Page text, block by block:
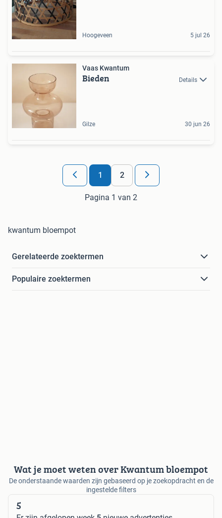
Hoogeveen 5 jul 26
Vaas Kwantum
Bieden Details
Gilze 30 jun 26
1 2
Pagina 1 van 2
kwantum bloempot
Gerelateerde zoektermen
Populaire zoektermen
Wat je moet weten over Kwantum bloempot
De onderstaande waarden zijn gebaseerd op je zoekopdracht en de
ingestelde filters
5